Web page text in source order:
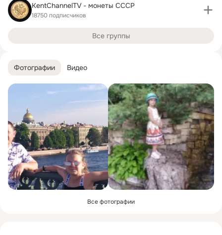
Фотографии Видео
Все фотографии
KentChannelTV - монеты СССР
18750 подписчиков
Все группы